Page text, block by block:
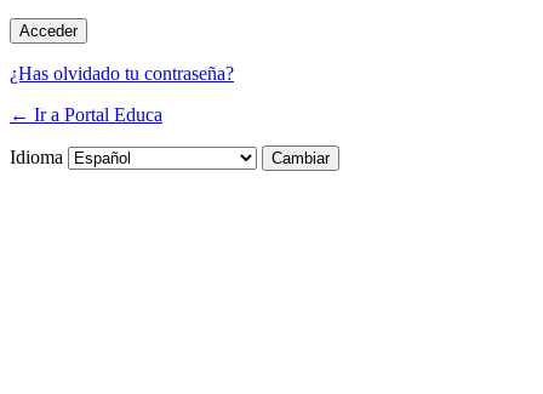
¿Has olvidado tu contraseña?
← Ir a Portal Educa
Idioma